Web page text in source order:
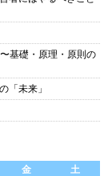
基礎・原理・原則の
「未来」
金
土